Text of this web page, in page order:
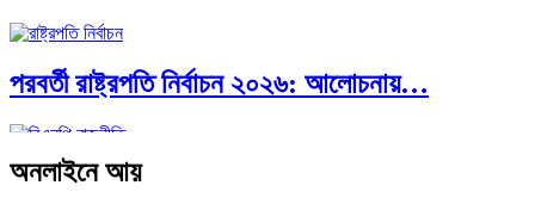
পরবর্তী রাষ্ট্রপতি নির্বাচন ২০২৬: আলোচনায়…
প্রথাগত মেধা, স্ট্র্যাটেজিক গভর্নেন্স ও…
অনলাইনে আয়